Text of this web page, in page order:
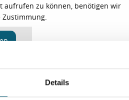
Details
aufrufen zu können, benötigen wir
Zustimmung.